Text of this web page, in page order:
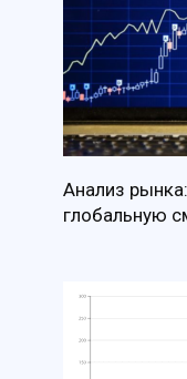
Анализ
глобальную